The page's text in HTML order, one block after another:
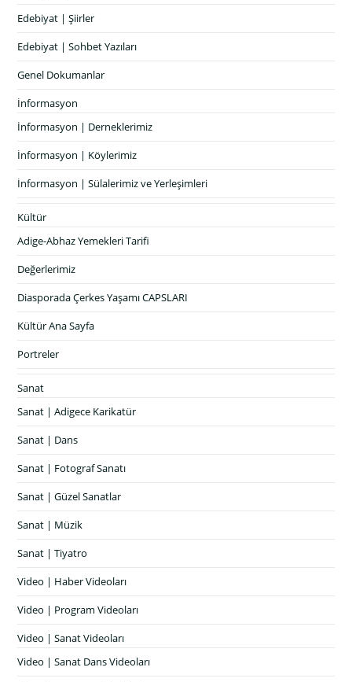
Edebiyat | Şiirler
Edebiyat | Sohbet Yazıları
Genel Dokumanlar
İnformasyon
İnformasyon | Derneklerimiz
İnformasyon | Köylerimiz
İnformasyon | Sülalerimiz ve Yerleşimleri
Kültür
Adige-Abhaz Yemekleri Tarifi
Değerlerimiz
Diasporada Çerkes Yaşamı CAPSLARI
Kültür Ana Sayfa
Portreler
Sanat
Sanat | Adigece Karikatür
Sanat | Dans
Sanat | Fotograf Sanatı
Sanat | Güzel Sanatlar
Sanat | Müzik
Sanat | Tiyatro
Video | Haber Videoları
Video | Program Videoları
Video | Sanat Videoları
Video | Sanat Dans Videoları